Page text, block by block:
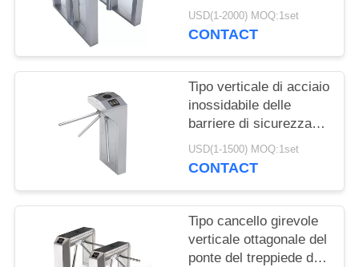
forma dell'arco del
cancello girevole di
USD(1-2000) MOQ:1set
CONTACT
Tipo verticale di acciaio
inossidabile delle
barriere di sicurezza
del cancello girevole
del rotolo dell'angolo
USD(1-1500) MOQ:1set
CONTACT
Tipo cancello girevole
verticale ottagonale del
ponte del treppiede di